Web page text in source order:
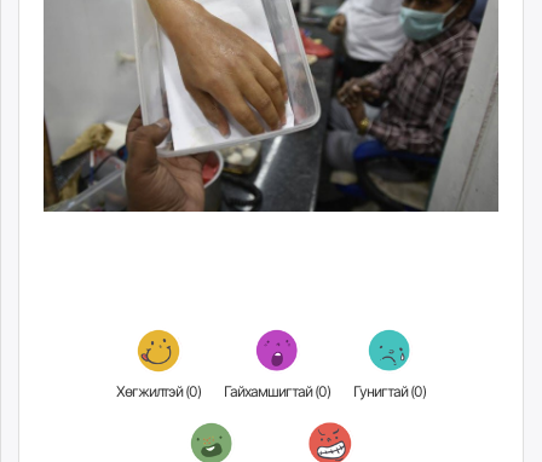
Хөгжилтэй (0) Гайхамшигтай (0) Гунигтай (0)